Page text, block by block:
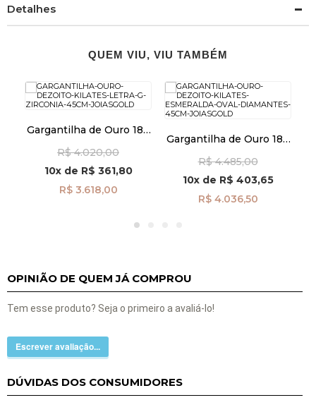
Detalhes
QUEM VIU, VIU TAMBÉM
Gargantilha de Ouro 18k
45cm ga08557
R$ 4.020,00
10xde R$ 361,80
R$ 3.618,00
Gargantilha de Ouro 18k
Diamantes 45cm
ga08594
R$ 4.485,00
10xde R$ 403,65
R$ 4.036,50
OPINIÃO DE QUEM JÁ COMPROU
Tem esse produto? Seja o primeiro a avaliá-lo!
Escrever avaliação...
DÚVIDAS DOS CONSUMIDORES